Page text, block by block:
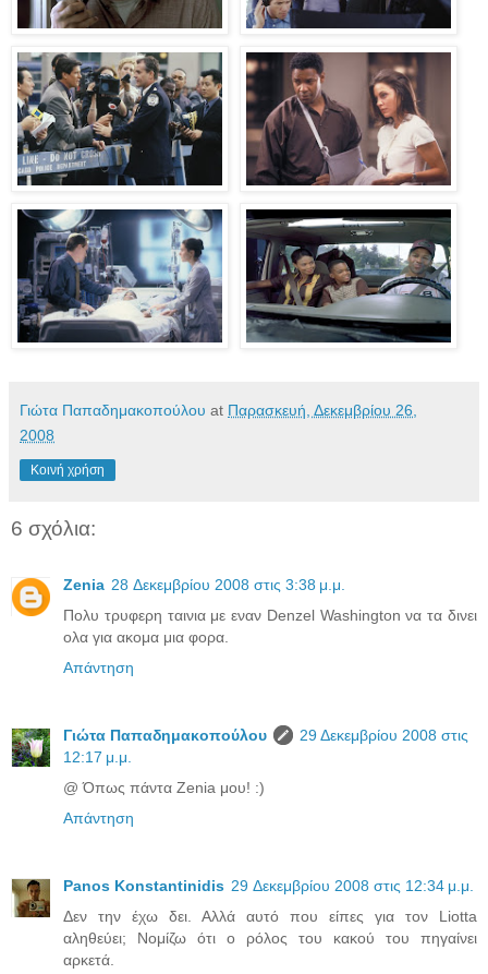
Γιώτα Παπαδημακοπούλου at Παρασκευή, Δεκεμβρίου 26,
2008
Κοινή χρήση
6 σχόλια:
Zenia 28 Δεκεμβρίου 2008 στις 3:38 μ.μ.
Πολυ τρυφερη ταινια με εναν Denzel Washington να τα δινει
ολα για ακομα μια φορα.
Απάντηση
Γιώτα Παπαδημακοπούλου
29 Δεκεμβρίου 2008 στις
12:17 μ.μ.
@ Όπως πάντα Zenia μου! :)
Απάντηση
Panos Konstantinidis 29 Δεκεμβρίου 2008 στις 12:34 μ.μ.
Δεν την έχω δει. Αλλά αυτό που είπες για τον Liotta
αληθεύει; Νομίζω ότι ο ρόλος του κακού του πηγαίνει
αρκετά.